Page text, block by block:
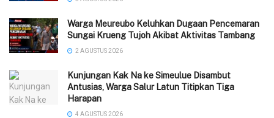
Warga Meureubo Keluhkan Dugaan Pencemaran
Sungai Krueng Tujoh Akibat Aktivitas Tambang
2 AGUSTUS 2026
Kunjungan Kak Na ke Simeulue Disambut
Antusias, Warga Salur Latun Titipkan Tiga
Harapan
4 AGUSTUS 2026